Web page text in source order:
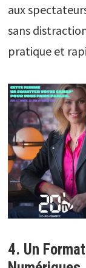
aux
sans
pratique et
4. Un